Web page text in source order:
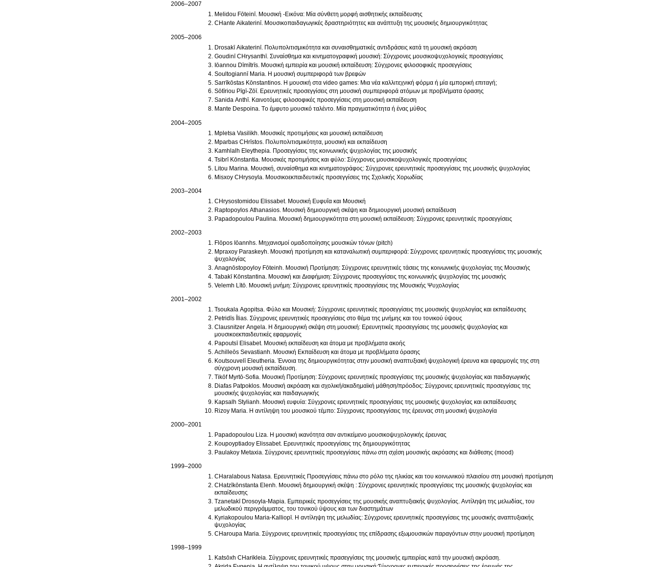
2006–2007
Melidou Fōteinī. Μουσική -Εικόνα: Μία σύνθετη μορφή αισθητικής εκπαίδευσης
CΗante Aikaterinī. Μουσικοπαιδαγωγικές δραστηριότητες και ανάπτυξη της μουσικής δημιουργικότητας
2005–2006
Drosakī Aikaterinī. Πολυπολιτισμικότητα και συναισθηματικές αντιδράσεις κατά τη μουσική ακρόαση
Goudinī CΗrysanthī. Συναίσθημα και κινηματογραφική μουσική: Σύγχρονες μουσικοψυχολογικές προσεγγίσεις
Iōannou Dīmītrīs. Μουσική εμπειρία και μουσική εκπαίδευση: Σύγχρονες φιλοσοφικές προσεγγίσεις
Soultogiannī Maria. Η μουσική συμπεριφορά των βρεφών
Sarrīkōstas Kōnstantinos. Η μουσική στα video games: Μια νέα καλλιτεχνική φόρμα ή μία εμπορική επιταγή;
Sōtīriou Pīgī-Zōī. Ερευνητικές προσεγγίσεις στη μουσική συμπεριφορά ατόμων με προβλήματα όρασης
Sanida Anthī. Καινοτόμες φιλοσοφικές προσεγγίσεις στη μουσική εκπαίδευση
Mante Despoina. Tο έμφυτο μουσικό ταλέντο. Μία πραγματικότητα ή ένας μύθος
2004–2005
Mpletsa Vasilikh. Μουσικές προτιμήσεις και μουσική εκπαίδευση
Mparbas CΗrīstos. Πολυπολιτισμικότητα, μουσική και εκπαίδευση
Kamhlalh Eleythepia. Προσεγγίσεις της κοινωνικής ψυχολογίας της μουσικής
Tsibrī Kōnstantia. Μουσικές προτιμήσεις και φύλο: Σύγχρονες μουσικοψυχολογικές προσεγγίσεις
Litou Marina. Μουσική, συναίσθημα και κινηματογράφος: Σύγχρονες ερευνητικές προσεγγίσεις της μουσικής ψυχολογίας
Misxoy CΗrysoyla. Μουσικοεκπαιδευτικές προσεγγίσεις της Σχολικής Χορωδίας
2003–2004
CΗrysostomidou Elissabet. Μουσική Ευφυΐα και Μουσική
Raptopoylos Athanasios. Μουσική δημιουργική σκέψη και δημιουργική μουσική εκπαίδευση
Papadopoulou Paulina. Μουσική δημιουργικότητα στη μουσική εκπαίδευση: Σύγχρονες ερευνητικές προσεγγίσεις
2002–2003
Flōpos Iōannhs. Μηχανισμοί ομαδοποίησης μουσικών τόνων (pitch)
Mpraxoy Paraskeyh. Μουσική προτίμηση και καταναλωτική συμπεριφορά: Σύγχρονες ερευνητικές προσεγγίσεις της μουσικής
ψυχολογίας
Anagnōstopoyloy Fōteinh. Μουσική Προτίμηση: Σύγχρονες ερευνητικές τάσεις της κοινωνικής ψυχολογίας της Μουσικής
Tabakī Kōnstantina. Μουσική και Διαφήμιση: Σύγχρονες προσεγγίσεις της κοινωνικής ψυχολογίας της μουσικής
Velemh Lītō. Μουσική μνήμη: Σύγχρονες ερευνητικές προσεγγίσεις της Μουσικής Ψυχολογίας
2001–2002
Tsoukala Agopitsa. Φύλο και Μουσική: Σύγχρονες ερευνητικές προσεγγίσεις της μουσικής ψυχολογίας και εκπαίδευσης
Petridīs Īlias. Σύγχρονες ερευνητικές προσεγγίσεις στο θέμα της μνήμης και του τονικού ύψους
Clausnitzer Angela. Η δημιουργική σκέψη στη μουσική: Ερευνητικές προσεγγίσεις της μουσικής ψυχολογίας και
μουσικοεκπαιδευτικές εφαρμογές
Papoutsī Elisabet. Μουσική εκπαίδευση και άτομα με προβλήματα ακοής
Achilleōs Sevastianh. Μουσική Εκπαίδευση και άτομα με προβλήματα όρασης
Koutsouvelī Eleutheria. Έννοια της δημιουργικότητας στην μουσική αναπτυξιακή ψυχολογική έρευνα και εφαρμογές της στη
σύγχρονη μουσική εκπαίδευση.
Tikōf Myrtō-Sofia. Μουσική Προτίμηση: Σύγχρονες ερευνητικές προσεγγίσεις της μουσικής ψυχολογίας και παιδαγωγικής
Diafas Patpoklos. Μουσική ακρόαση και σχολική/ακαδημαϊκή μάθηση/πρόοδος: Σύγχρονες ερευνητικές προσεγγίσεις της
μουσικής ψυχολογίας και παιδαγωγικής
Kapsalh Stylianh. Μουσική ευφυία: Σύγχρονες ερευνητικές προσεγγίσεις της μουσικής ψυχολογίας και εκπαίδευσης
Rizoy Maria. Η αντίληψη του μουσικού τέμπο: Σύγχρονες προσεγγίσεις της έρευνας στη μουσική ψυχολογία
2000–2001
Papadopoulou Liza. H μουσική ικανότητα σαν αντικείμενο μουσικοψυχολογικής έρευνας
Koupoyptiadoy Elissabet. Ερευνητικές προσεγγίσεις της δημιουργικότητας
Paulakoy Metaxia. Σύγχρονες ερευνητικές προσεγγίσεις πάνω στη σχέση μουσικής ακρόασης και διάθεσης (mood)
1999–2000
CΗaralabous Natasa. Ερευνητικές Προσεγγίσεις πάνω στο ρόλο της ηλικίας και του κοινωνικού πλαισίου στη μουσική προτίμηση
CΗatzīkōnstanta Elenh. Μουσική δημιουργική σκέψη : Σύγχρονες ερευνητικές προσεγγίσεις της μουσικής ψυχολογίας και
εκπαίδευσης
Tzanetakī Drosoyla-Mapia. Εμπειρικές προσεγγίσεις της μουσικής αναπτυξιακής ψυχολογίας. Αντίληψη της μελωδίας, του
μελωδικού περιγράμματος, του τονικού ύψους και των διαστημάτων
Kyriakopoulou Maria-Kalliopī. Η αντίληψη της μελωδίας: Σύγχρονες ερευνητικές προσεγγίσεις της μουσικής αναπτυξιακής
ψυχολογίας
CΗaroupa Maria. Σύγχρονες ερευνητικές προσεγγίσεις της επίδρασης εξωμουσικών παραγόντων στην μουσική προτίμηση
1998–1999
Katsōxh CΗarikleia. Σύγχρονες ερευνητικές πρασεγγίσεις της μουσικής εμπειρίας κατά την μουσική ακρόαση.